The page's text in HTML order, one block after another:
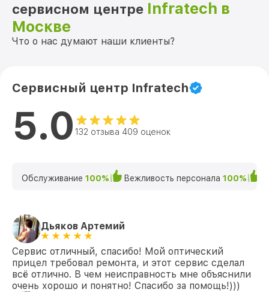
сервисном центре Infratech в
Москве
Что о нас думают наши клиенты?
Сервисный центр Infratech
5.0 132 отзыва 409 оценок
Обслуживание 100% Вежливость персонала 100%
Дьяков Артемий
Сервис отличный, спасибо! Мой оптический
прицел требовал ремонта, и этот сервис сделал
всё отлично. В чем неисправность мне объяснили
очень хорошо и понятно! Спасибо за помощь!)))